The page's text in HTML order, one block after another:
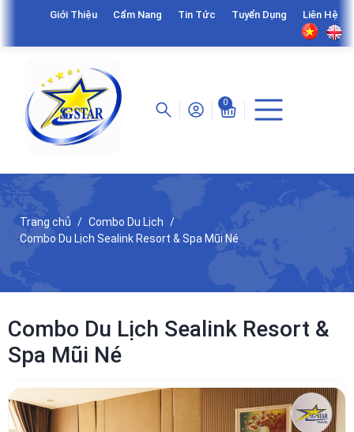
Giới Thiệu Cẩm Nang Tin Tức Tuyển Dụng Liên Hệ
0
Trang chủ
Combo Du Lịch
Combo Du Lịch Sealink Resort & Spa Mũi Né
Combo Du Lịch Sealink Resort &
Spa Mũi Né